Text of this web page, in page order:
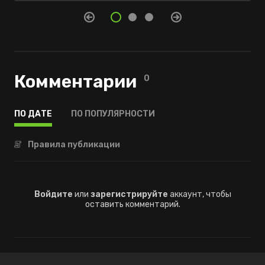
Комментарии 0
ПО ДАТЕ ПО ПОПУЛЯРНОСТИ
Правила публикации
Войдите или зарегистрируйте аккаунт, чтобы
оставить комментарий.